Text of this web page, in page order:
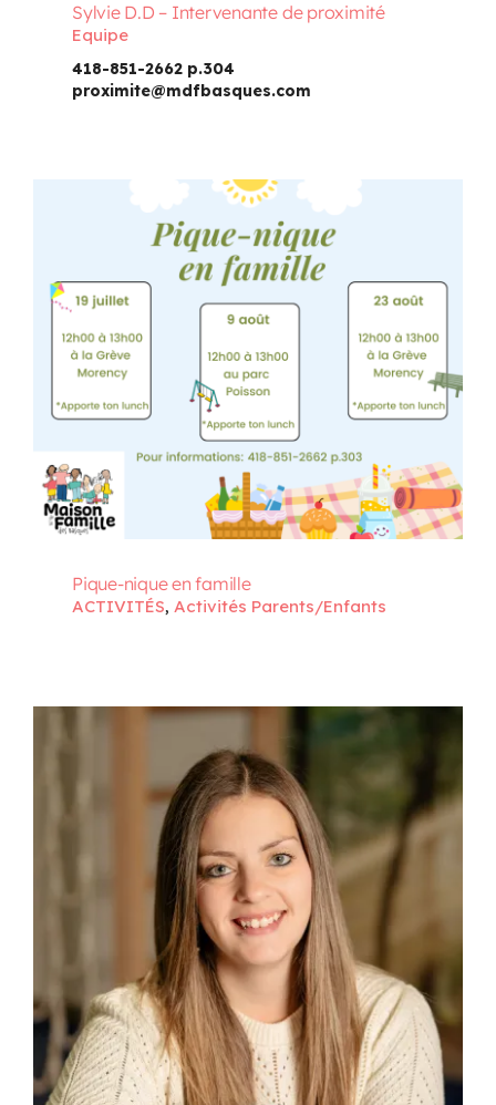
Sylvie D.D – Intervenante de proximité
Equipe
418-851-2662 p.304
proximite@mdfbasques.com
Pique-nique en famille
ACTIVITÉS, Activités Parents/Enfants